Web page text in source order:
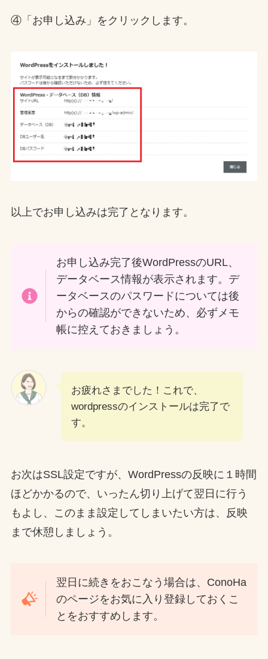
④「お申し込み」をクリックします。
以上でお申し込みは完了となります。
お申し込み完了後WordPressのURL、
データベース情報が表示されます。デ
ータベースのパスワードについては後
からの確認ができないため、必ずメモ
帳に控えておきましょう。
お疲れさまでした！これで、
wordpressのインストールは完了で
す。
お次はSSL設定ですが、WordPressの反映に１時間
ほどかかるので、いったん切り上げて翌日に行う
もよし、このまま設定してしまいたい方は、反映
まで休憩しましょう。
翌日に続きをおこなう場合は、ConoHa
のページをお気に入り登録しておくこ
とをおすすめします。